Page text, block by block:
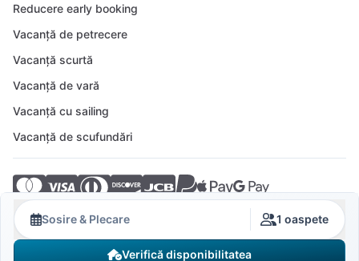
Sosire & Plecare 1 oaspete
Verifică disponibilitatea
Reducere early booking
Vacanță de petrecere
Vacanță scurtă
Vacanță de vară
Vacanță cu sailing
Vacanță de scufundări
© 2026 Crovillas GmbH